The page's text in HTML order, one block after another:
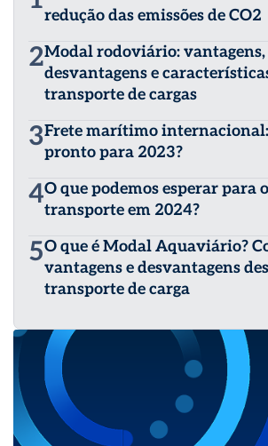
redução das emissões de CO2
2Modal rodoviário: vantagens,
desvantagens e
transporte de cargas
3Frete marítimo internacional:
pronto para 2023?
4O que podemos esperar para
transporte em 2024?
5O que é Modal Aquaviário?
vantagens e desvantagens
transporte de carga